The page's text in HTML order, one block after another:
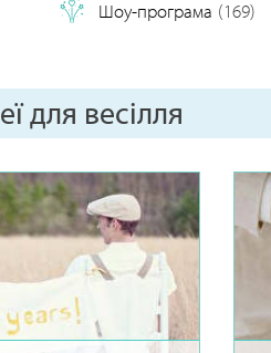
Шоу-програма (169)
для весілля